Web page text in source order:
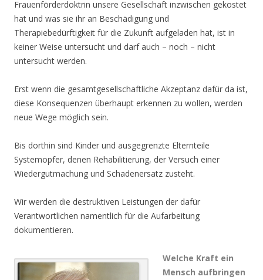
Frauenförderdoktrin unsere Gesellschaft inzwischen gekostet
hat und was sie ihr an Beschädigung und
Therapiebedürftigkeit für die Zukunft aufgeladen hat, ist in
keiner Weise untersucht und darf auch – noch – nicht
untersucht werden.
Erst wenn die gesamtgesellschaftliche Akzeptanz dafür da ist,
diese Konsequenzen überhaupt erkennen zu wollen, werden
neue Wege möglich sein.
Bis dorthin sind Kinder und ausgegrenzte Elternteile
Systemopfer, denen Rehabilitierung, der Versuch einer
Wiedergutmachung und Schadenersatz zusteht.
Wir werden die destruktiven Leistungen der dafür
Verantwortlichen namentlich für die Aufarbeitung
dokumentieren.
Welche Kraft ein
Mensch aufbringen